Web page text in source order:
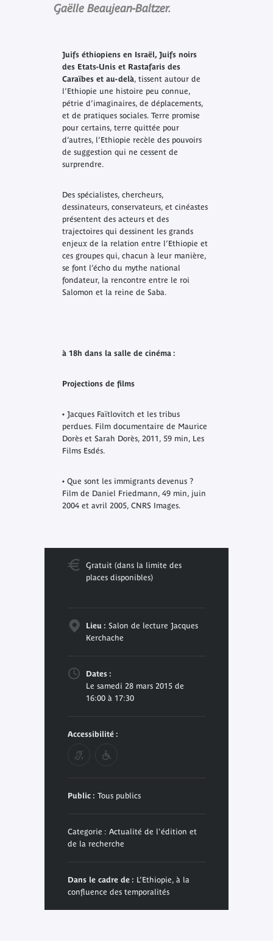
Gaëlle Beaujean-Baltzer.
Juifs éthiopiens en Israël, Juifs noirs
des Etats-Unis et Rastafaris des
Caraïbes et au-delà, tissent autour de
l’Ethiopie une histoire peu connue,
pétrie d’imaginaires, de déplacements,
et de pratiques sociales. Terre promise
pour certains, terre quittée pour
d’autres, l’Ethiopie recèle des pouvoirs
de suggestion qui ne cessent de
surprendre.
Des spécialistes, chercheurs,
dessinateurs, conservateurs, et cinéastes
présentent des acteurs et des
trajectoires qui dessinent les grands
enjeux de la relation entre l’Ethiopie et
ces groupes qui, chacun à leur manière,
se font l’écho du mythe national
fondateur, la rencontre entre le roi
Salomon et la reine de Saba.
à 18h dans la salle de cinéma :
Projections de films
• Jacques Faïtlovitch et les tribus
perdues.Film documentaire de Maurice
Dorès et Sarah Dorès, 2011, 59 min, Les
Films Esdés.
• Que sont les immigrants devenus ?
Film de Daniel Friedmann, 49 min, juin
2004 et avril 2005, CNRS Images.
Gratuit (dans la limite des
places disponibles)
Lieu : Salon de lecture Jacques
Kerchache
Dates :
Le samedi 28 mars 2015 de
16:00 à 17:30
Accessibilité :
Public : Tous publics
Categorie : Actualité de l'édition et
de la recherche
Dans le cadre de : L’Ethiopie, à la
confluence des temporalités